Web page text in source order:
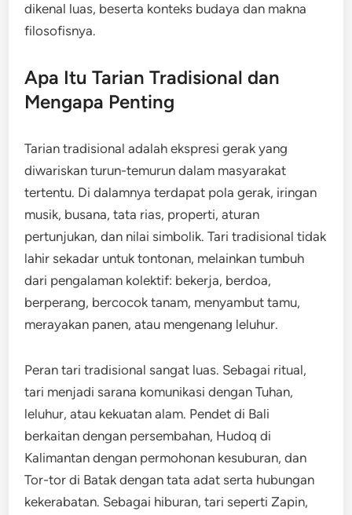
dikenal luas, beserta konteks budaya dan makna
filosofisnya.
Apa Itu Tarian Tradisional dan
Mengapa Penting
Tarian tradisional adalah ekspresi gerak yang
diwariskan turun-temurun dalam masyarakat
tertentu. Di dalamnya terdapat pola gerak, iringan
musik, busana, tata rias, properti, aturan
pertunjukan, dan nilai simbolik. Tari tradisional tidak
lahir sekadar untuk tontonan, melainkan tumbuh
dari pengalaman kolektif: bekerja, berdoa,
berperang, bercocok tanam, menyambut tamu,
merayakan panen, atau mengenang leluhur.
Peran tari tradisional sangat luas. Sebagai ritual,
tari menjadi sarana komunikasi dengan Tuhan,
leluhur, atau kekuatan alam. Pendet di Bali
berkaitan dengan persembahan, Hudoq di
Kalimantan dengan permohonan kesuburan, dan
Tor-tor di Batak dengan tata adat serta hubungan
kekerabatan. Sebagai hiburan, tari seperti Zapin,